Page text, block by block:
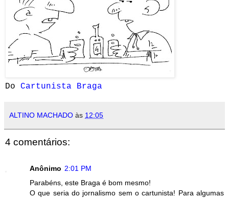
Do Cartunista Braga
ALTINO MACHADO às 12:05
4 comentários:
Anônimo 2:01 PM
Parabéns, este Braga é bom mesmo!
O que seria do jornalismo sem o cartunista! Para algumas